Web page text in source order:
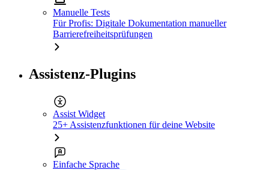
Manuelle Tests
Für Profis: Digitale Dokumentation manueller
Barrierefreiheitsprüfungen
Assistenz-Plugins
Assist Widget
25+ Assistenzfunktionen für deine Website
Einfache Sprache